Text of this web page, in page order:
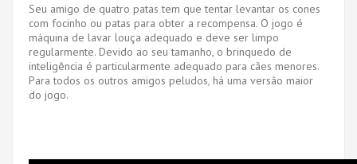
Seu amigo de quatro patas tem que tentar levantar os cones
com focinho ou patas para obter a recompensa. O jogo é
máquina de lavar louça adequado e deve ser limpo
regularmente. Devido ao seu tamanho, o brinquedo de
inteligência é particularmente adequado para cães menores.
Para todos os outros amigos peludos, há uma versão maior
do jogo.